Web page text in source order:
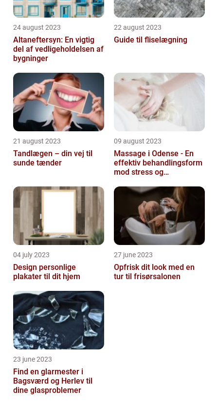
24 august 2023
Altaneftersyn: En vigtig
del af vedligeholdelsen af
bygninger
22 august 2023
Guide til fliselægning
21 august 2023
Tandlægen – din vej til
sunde tænder
09 august 2023
Massage i Odense - En
effektiv behandlingsform
mod stress og
04 july 2023
Design personlige
plakater til dit hjem
27 june 2023
Opfrisk dit look med en
tur til frisørsalonen
23 june 2023
Find en glarmester i
Bagsværd og Herlev til
dine glasproblemer